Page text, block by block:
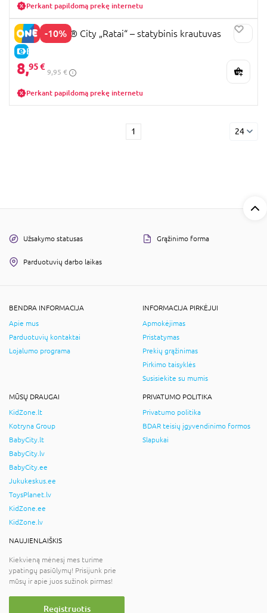
Perkant papildomą prekę internetu
-10%
E-KAINA
60483 LEGO® City „Ratai“ – statybinis krautuvas
8,95 €
9,95 €
Perkant papildomą prekę internetu
1 24
Užsakymo statusas Grąžinimo forma
Parduotuvių darbo laikas
BENDRA INFORMACIJA
Apie mus
Parduotuvių kontaktai
Lojalumo programa
INFORMACIJA PIRKĖJUI
Apmokėjimas
Pristatymas
Prekių grąžinimas
Pirkimo taisyklės
Susisiekite su mumis
MŪSŲ DRAUGAI
KidZone.lt
Kotryna Group
BabyCity.lt
BabyCity.lv
BabyCity.ee
Jukukeskus.ee
ToysPlanet.lv
KidZone.ee
KidZone.lv
PRIVATUMO POLITIKA
Privatumo politika
BDAR teisių įgyvendinimo formos
Slapukai
NAUJIENLAIŠKIS
Kiekvieną mėnesį mes turime
ypatingų pasiūlymų! Prisijunk prie
mūsų ir apie juos sužinok pirmas!
Registruotis